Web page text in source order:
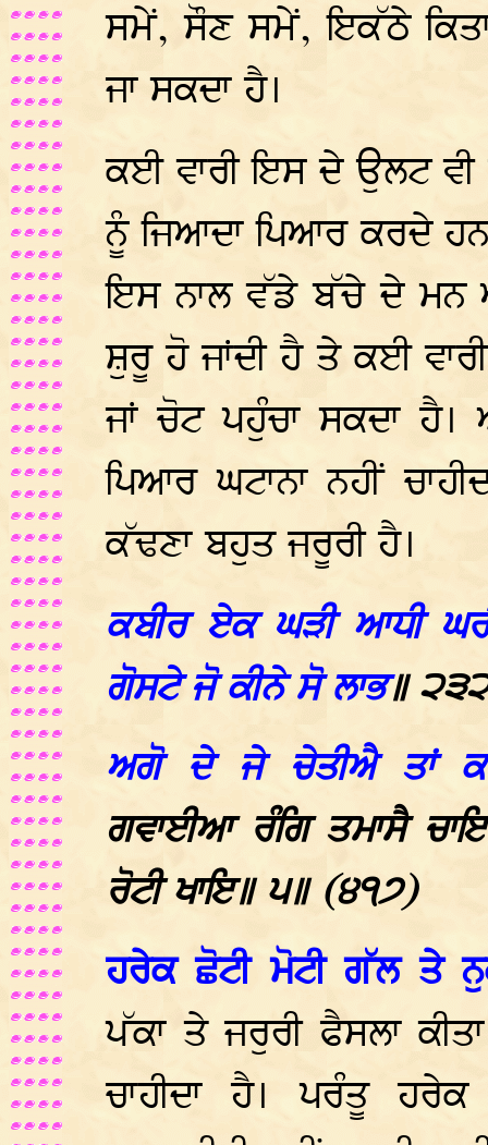
ਸਮੇਂ, ਸੌਣ ਸਮੇਂ, ਇਕੱਠੇ
ਜਾ ਸਕਦਾ ਹੈ।
ਕਈ ਵਾਰੀ ਇਸ ਦੇ ਉਲਟ ਵੀ
ਨੂੰ ਜਿਆਦਾ ਪਿਆਰ ਕਰਦੇ
ਇਸ ਨਾਲ ਵੱਡੇ ਬੱਚੇ ਦੇ ਮਨ
ਸ਼ੁਰੂ ਹੋ ਜਾਂਦੀ ਹੈ ਤੇ ਕਈ
ਜਾਂ ਚੋਟ ਪਹੁੰਚਾ ਸਕਦਾ
ਪਿਆਰ ਘਟਾਨਾ ਨਹੀਂ
ਕੱਢਣਾ ਬਹੁਤ ਜਰੂਰੀ ਹੈ।
ਕਬੀਰ ਏਕ ਘੜੀ ਆਧੀ
ਗੋਸਟੇ ਜੋ ਕੀਨੇ ਸੋ ਲਾਭ॥
ਅਗੋ ਦੇ ਜੇ ਚੇਤੀਐ ਤਾਂ
ਗਵਾਈਆ ਰੰਗਿ ਤਮਾਸੈ
ਰੋਟੀ ਖਾਇ॥ ੫॥ (੪੧੭)
ਹਰੇਕ ਛੋਟੀ ਮੋਟੀ ਗੱਲ ਤੇ
ਪੱਕਾ ਤੇ ਜਰੁਰੀ ਫੈਸਲਾ
ਚਾਹੀਦਾ ਹੈ। ਪਰੰਤੂ